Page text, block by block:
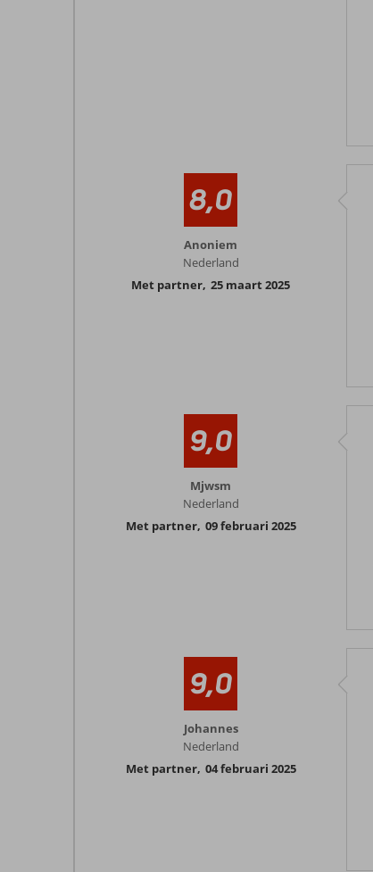
8,0
Anoniem
Nederland
Met partner, 25 maart 2025
9,0
Mjwsm
Nederland
Met partner, 09 februari 2025
9,0
Johannes
Nederland
Met partner, 04 februari 2025